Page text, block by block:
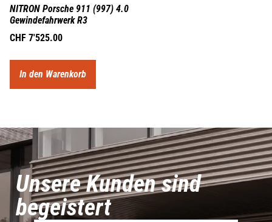
NITRON Porsche 911 (997) 4.0
Gewindefahrwerk R3
CHF 7'525.00
In den Warenkorb
Unsere Kunden sind
begeistert